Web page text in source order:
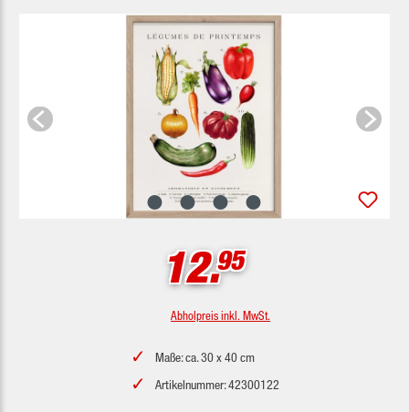
Bildergalerie überspringen
12.95
Abholpreis inkl. MwSt.
Maße: ca. 30 x 40 cm
Artikelnummer: 42300122